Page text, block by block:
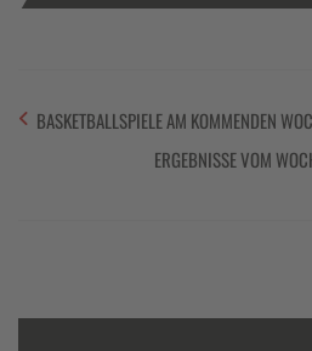
BASKETBALLSPIELE AM KOMMENDEN
ERGEBNISSE VOM